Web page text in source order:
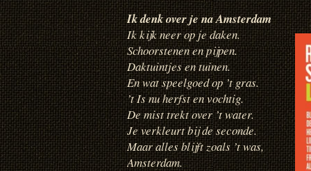
Ik denk over je na Amsterdam
Ik kijk neer op je daken.
Schoorstenen en pijpen.
Daktuintjes en tuinen.
En wat speelgoed op ’t gras.
’t Is nu herfst en vochtig.
De mist trekt over ’t water.
Je verkleurt bij de seconde.
Maar alles blijft zoals ’t was,
Amsterdam.